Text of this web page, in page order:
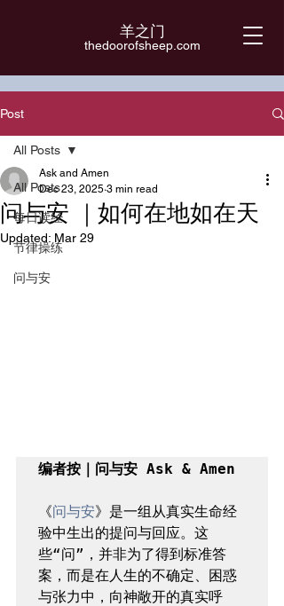
羊之门
​thedoorofsheep.com
Post
All Posts
每日读经
节律操练
问与安
All Posts
问与安 ｜如何在地如在天
Ask and Amen
Dec 23, 2025 3 min read
Updated: Mar 29
编者按｜问与安 Ask & Amen
《问与安》是一组从真实生命经
验中生出的提问与回应。这
些“问”，并非为了得到标准答
案，而是在人生的不确定、困惑
与张力中，向神敞开的真实呼